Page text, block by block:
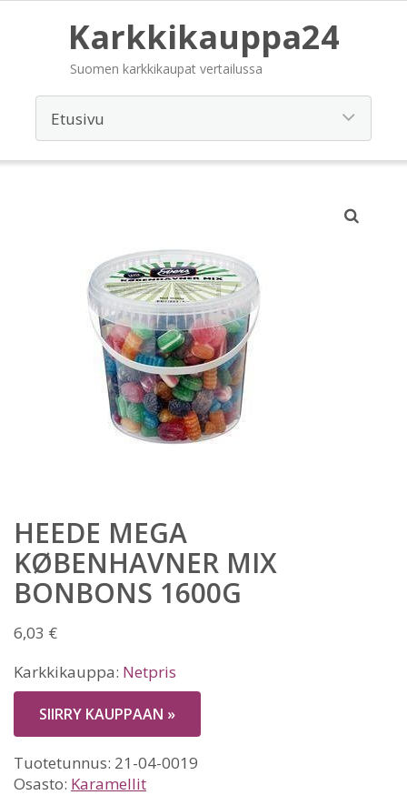
Karkkikauppa24
Suomen karkkikaupat vertailussa
HEEDE MEGA
KØBENHAVNER MIX
BONBONS 1600G
6,03 €
Karkkikauppa: Netpris
SIIRRY KAUPPAAN »
Tuotetunnus: 21-04-0019
Osasto: Karamellit